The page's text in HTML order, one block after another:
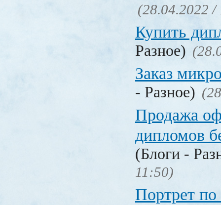
(28.04.2022 /
Купить
Разное)
Заказ
- Разное)
Продажа
дипломов
(Блоги -
11:50)
Портрет